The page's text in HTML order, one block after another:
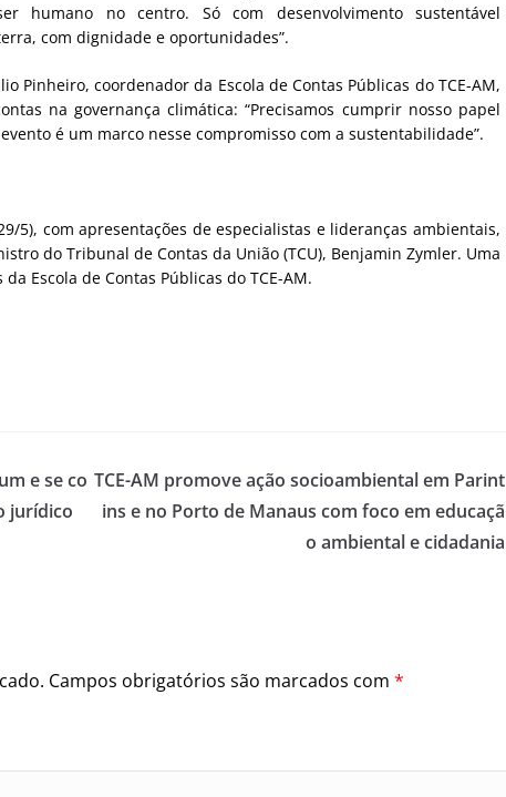
humano no centro. Só com desenvolvimento sustentável
com dignidade e oportunidades”.
Pinheiro, coordenador da Escola de Contas Públicas do TCE-AM,
na governança climática: “Precisamos cumprir nosso papel
é um marco nesse compromisso com a sustentabilidade”.
5), com apresentações de especialistas e lideranças ambientais,
do Tribunal de Contas da União (TCU), Benjamin Zymler. Uma
Escola de Contas Públicas do TCE-AM.
e se co
jurídico
TCE-AM promove ação socioambiental em Parint
ins e no Porto de Manaus com foco em educaçã
o ambiental e cidadania
Campos obrigatórios são marcados com *